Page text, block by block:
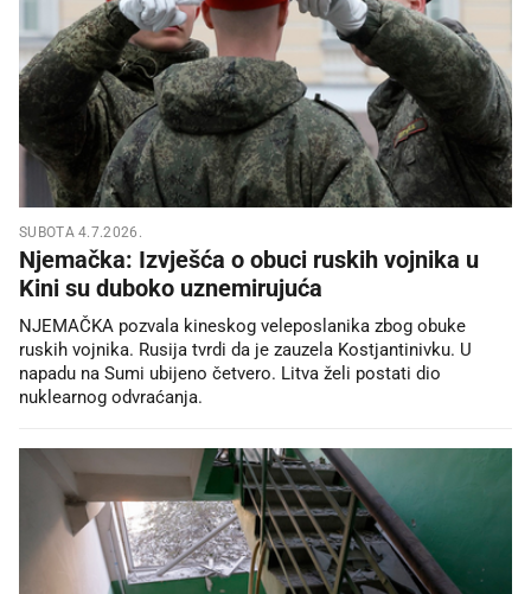
SUBOTA 4.7.2026.
Njemačka: Izvješća o obuci ruskih vojnika u
Kini su duboko uznemirujuća
NJEMAČKA pozvala kineskog veleposlanika zbog obuke
ruskih vojnika. Rusija tvrdi da je zauzela Kostjantinivku. U
napadu na Sumi ubijeno četvero. Litva želi postati dio
nuklearnog odvraćanja.